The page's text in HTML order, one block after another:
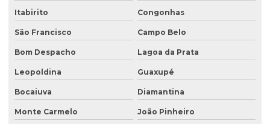
Estudo hidrológico para outorga
Estudo hidrológico para pontes
Estudo de passivo ambiental
Exploração de águas subterrâneas
Gerenciamento de efluentes
Itabirito Congonhas
São Francisco Campo Belo
Bom Despacho Lagoa da Prata
Leopoldina Guaxupé
Bocaiuva Diamantina
Monte Carmelo João Pinheiro